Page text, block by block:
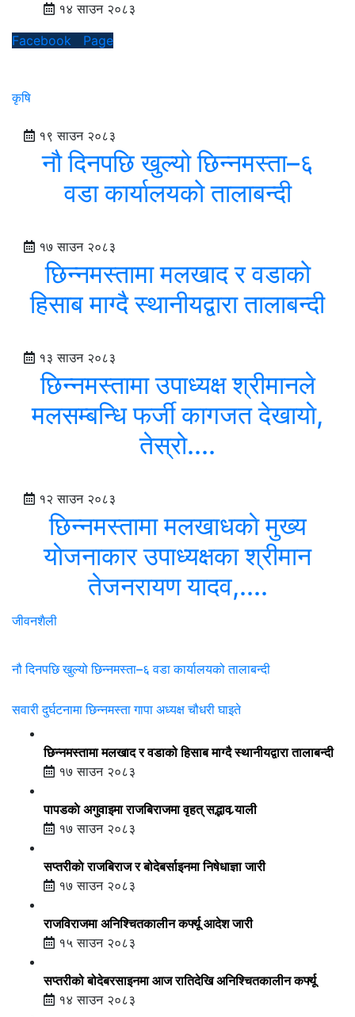
१४ साउन २०८३
Facebook Page
कृषि
१९ साउन २०८३
नौ दिनपछि खुल्यो छिन्नमस्ता–६
वडा कार्यालयको तालाबन्दी
१७ साउन २०८३
छिन्नमस्तामा मलखाद र वडाको
हिसाब माग्दै स्थानीयद्वारा तालाबन्दी
१३ साउन २०८३
छिन्नमस्तामा उपाध्यक्ष श्रीमानले
मलसम्बन्धि फर्जी कागजत देखायाे,
तेस्रो....
१२ साउन २०८३
छिन्नमस्तामा मलखाधकाे मुख्य
याेजनाकार उपाध्यक्षका श्रीमान
तेजनरायण यादव,....
जीवनशैली
नौ दिनपछि खुल्यो छिन्नमस्ता–६ वडा कार्यालयको तालाबन्दी
सवारी दुर्घटनामा छिन्नमस्ता गापा अध्यक्ष चौधरी घाइते
छिन्नमस्तामा मलखाद र वडाको हिसाब माग्दै स्थानीयद्वारा तालाबन्दी
१७ साउन २०८३
पापडकाे अगुवाइमा राजबिराजमा वृहत् सद्भाव र्‍याली
१७ साउन २०८३
सप्तरीकाे राजबिराज र बोदेबर्साइनमा निषेधाज्ञा जारी
१७ साउन २०८३
राजविराजमा अनिश्चितकालीन कर्फ्यू आदेश जारी
१५ साउन २०८३
सप्तरीको बोदेबरसाइनमा आज रातिदेखि अनिश्चितकालीन कर्फ्यू
१४ साउन २०८३